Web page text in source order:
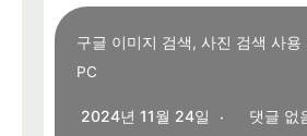
구글 이미지 검색, 사진 검색 사용
PC
2024년 11월 24일 댓글 없